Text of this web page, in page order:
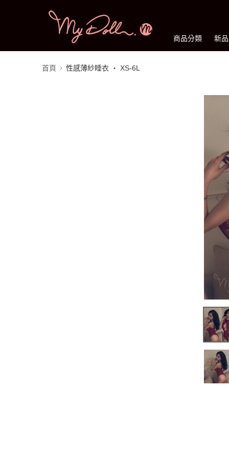
商品分類 新
首頁 性感薄紗睡衣 ‧ XS-6L